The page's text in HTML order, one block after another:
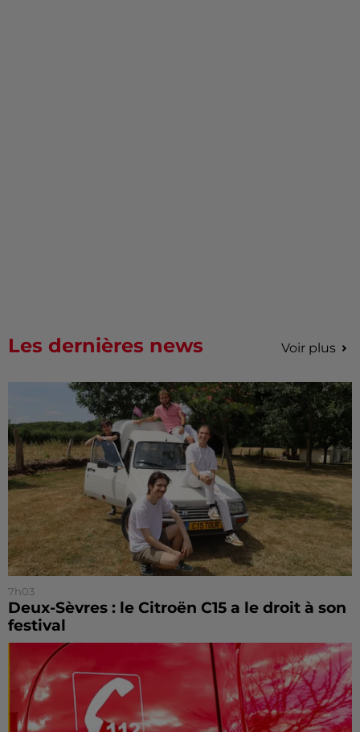
Les dernières news Voir plus
7h03
Deux-Sèvres : le Citroën C15 a le droit à son
festival